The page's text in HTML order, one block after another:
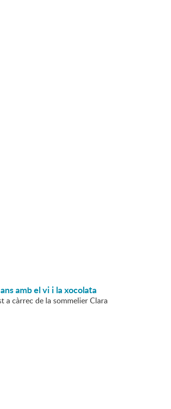
amb el vi i la xocolata
a càrrec de la sommelier Clara